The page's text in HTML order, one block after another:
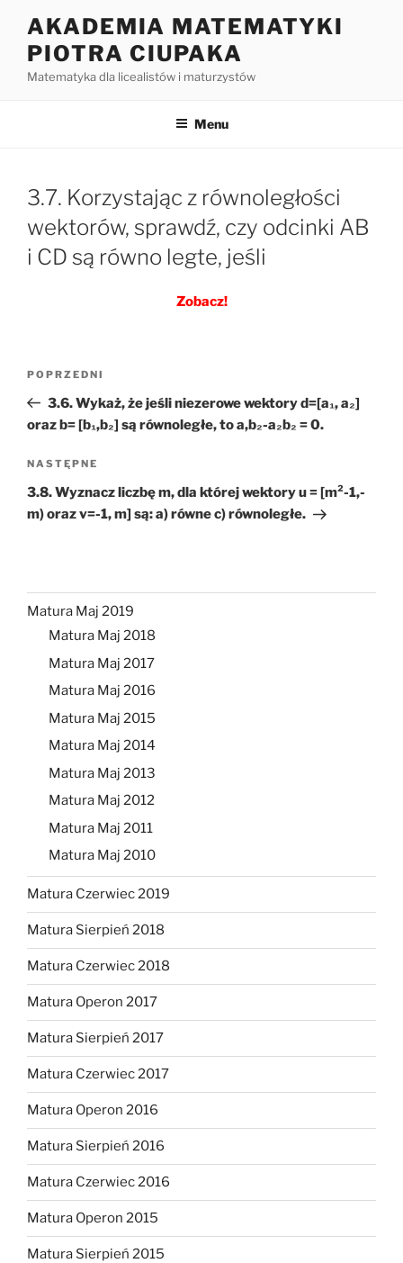
treści
AKADEMIA MATEMATYKI
PIOTRA CIUPAKA
Matematyka dla licealistów i maturzystów
Menu
3.7. Korzystając z równoległości
wektorów, sprawdź, czy odcinki AB
i CD są równo legte, jeśli
Zobacz!
Poprzedni
wpis
POPRZEDNI
3.6. Wykaż, że jeśli niezerowe wektory d=[a₁, a₂]
oraz b= [b₁,b₂] są równoległe, to a,b₂-a₂b₂ = 0.
Następny
wpis
NASTĘPNE
3.8. Wyznacz liczbę m, dla której wektory u = [m²-1,-
m) oraz v=-1, m] są: a) równe c) równoległe.
Matura Maj 2019
Matura Maj 2018
Matura Maj 2017
Matura Maj 2016
Matura Maj 2015
Matura Maj 2014
Matura Maj 2013
Matura Maj 2012
Matura Maj 2011
Matura Maj 2010
Matura Czerwiec 2019
Matura Sierpień 2018
Matura Czerwiec 2018
Matura Operon 2017
Matura Sierpień 2017
Matura Czerwiec 2017
Matura Operon 2016
Matura Sierpień 2016
Matura Czerwiec 2016
Matura Operon 2015
Matura Sierpień 2015